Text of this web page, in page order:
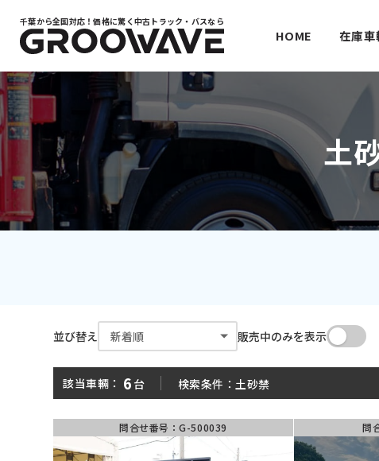
千葉から全国対応！価格に驚く中古トラック・バスなら
HOME 在庫車
土
平ボディ ダンプ
パッカー車 ミキサー車
並び替え 販売中のみを表示
該当車輛： 6 台 検索条件： 土砂禁
問合せ番号：G-500039 問